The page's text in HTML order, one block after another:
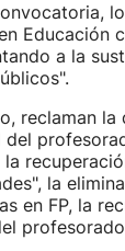
Educación
a la
reclaman
del
la
la
en FP, la